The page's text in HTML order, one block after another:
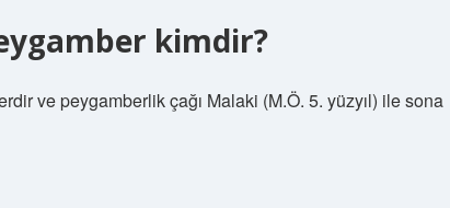
kimdir?
ve peygamberlik çağı Malaki (M.Ö. 5. yüzyıl) ile sona